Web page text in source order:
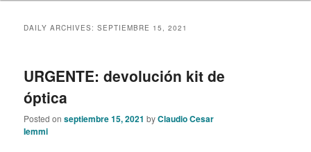
DAILY ARCHIVES:SEPTIEMBRE 15, 2021
URGENTE: devolución kit de
óptica
Posted onseptiembre 15, 2021 byClaudio Cesar
Iemmi